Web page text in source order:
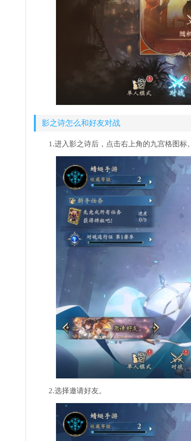
影之诗怎么和好友对战
1.进入影之诗后，点击右上角的九宫格图标。
2.选择邀请好友。